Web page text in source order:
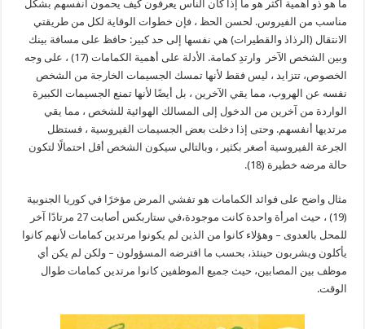
ما هو ذو أهمية أكثر هو ما إذا كان الناس يعرفون كيف يحمون أنفسهم بشكل
مناسب من الفيروس. لحسن الحظ ، فإن خطوات الوقاية لكل من طريقتي
الانتقال (الرذاذ والقطيرات) هي نفسها إلى حد كبير: حافظ على مسافة بينك
وبين الشخص الآخر وارتدِ كمامة. الأدلة على أهمية الكمامات (17) ، على وجه
الخصوص، تتزايد ، ليس فقط لأنها تمسك الجسيمات الخارجة من الشخص
نفسه عن الهروب، مما يقي الآخرين ، بل أيضًا لأنها تمنع الجسيمات الكبيرة
الواردة من آخرين من الدخول إلى المسالك الهوائية للشخص ، مما يقي
مرتديها أنفسهم. وحتى إذا دخلت بعض الجسيمات الفيروسية ، فستظل
الجرعة الفيروسية أصغر بكثير ، وبالتالي سيكون الشخص أقل احتمالًا لتكون
حالة مرضه خطيرة (18).
مثال واضح على فوائد الكمامات هو تفشي المرض مؤخرًا في كوريا الجنوبية
(19) ، حيث امرأة واحدة كانت موجودة،في ستاربكس أصابت 27 مرتادًا آخر
للمحل بالعدوى – وهؤلاء كانوا من الذين لم يكونوا مرتدين كمامات لأنهم كانوا
يأكلون ويشربون حينئذ، بحسب ما افترضه المسؤولون – ولكن لم يكن أي
موظف بين المصابين، حيث جميع الموظفين كانوا مرتدين كمامات طوال
الوقت.